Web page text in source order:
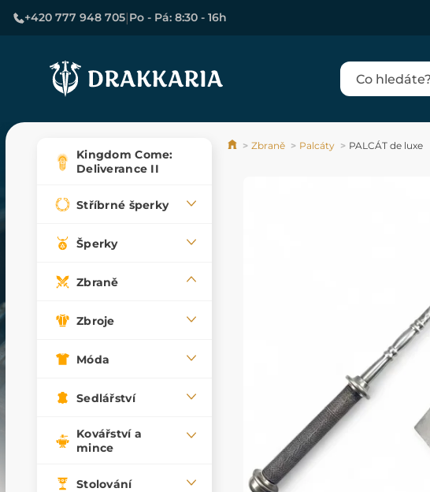
+420 777 948 705|Po - Pá: 8:30 - 16h
Kingdom Come:
Deliverance II
Stříbrné šperky
Šperky
Zbraně
Zbroje
Móda
Sedlářství
Kovářství a
mince
Stolování
Zbraně Palcáty PALCÁT de luxe